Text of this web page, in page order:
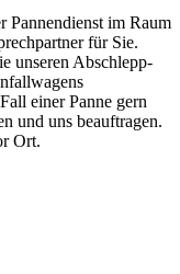
Pannendienst im Raum
für Sie.
unseren Abschlepp-
einer Panne gern
und uns beauftragen.
Ort.